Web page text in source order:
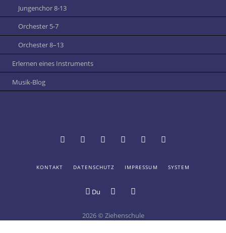
Jungenchor 8-13
Orchester 5-7
Orchester 8–13
Erlernen eines Instruments
Musik-Blog
Digitales
Brett
Login Ziehenschule
KONTAKT DATENSCHUTZ IMPRESSUM SYSTEM
Du
2026 © Ziehenschule